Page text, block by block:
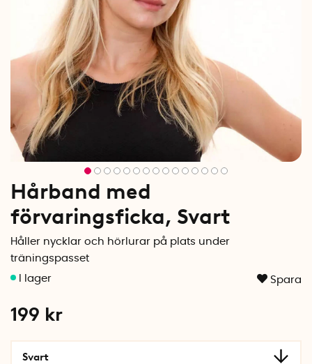
Hårband med
förvaringsficka, Svart
Håller nycklar och hörlurar på plats under
träningspasset
Spara
199 kr
Svart